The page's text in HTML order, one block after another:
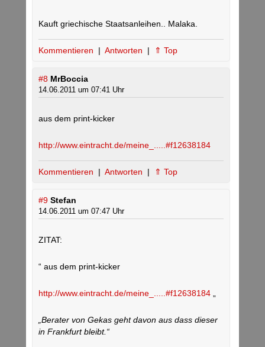
Kauft griechische Staatsanleihen.. Malaka.
Kommentieren | Antworten | ⇑ Top
#8 MrBoccia
14.06.2011 um 07:41 Uhr
aus dem print-kicker
http://www.eintracht.de/meine_.....#f12638184
Kommentieren | Antworten | ⇑ Top
#9 Stefan
14.06.2011 um 07:47 Uhr
ZITAT:
“ aus dem print-kicker
http://www.eintracht.de/meine_.....#f12638184
„Berater von Gekas geht davon aus dass dieser
in Frankfurt bleibt.“